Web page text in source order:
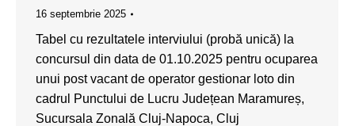
16 septembrie 2025
Tabel cu rezultatele interviului (probă unică) la
concursul din data de 01.10.2025 pentru ocuparea
unui post vacant de operator gestionar loto din
cadrul Punctului de Lucru Județean Maramureș,
Sucursala Zonală Cluj-Napoca, Cluj